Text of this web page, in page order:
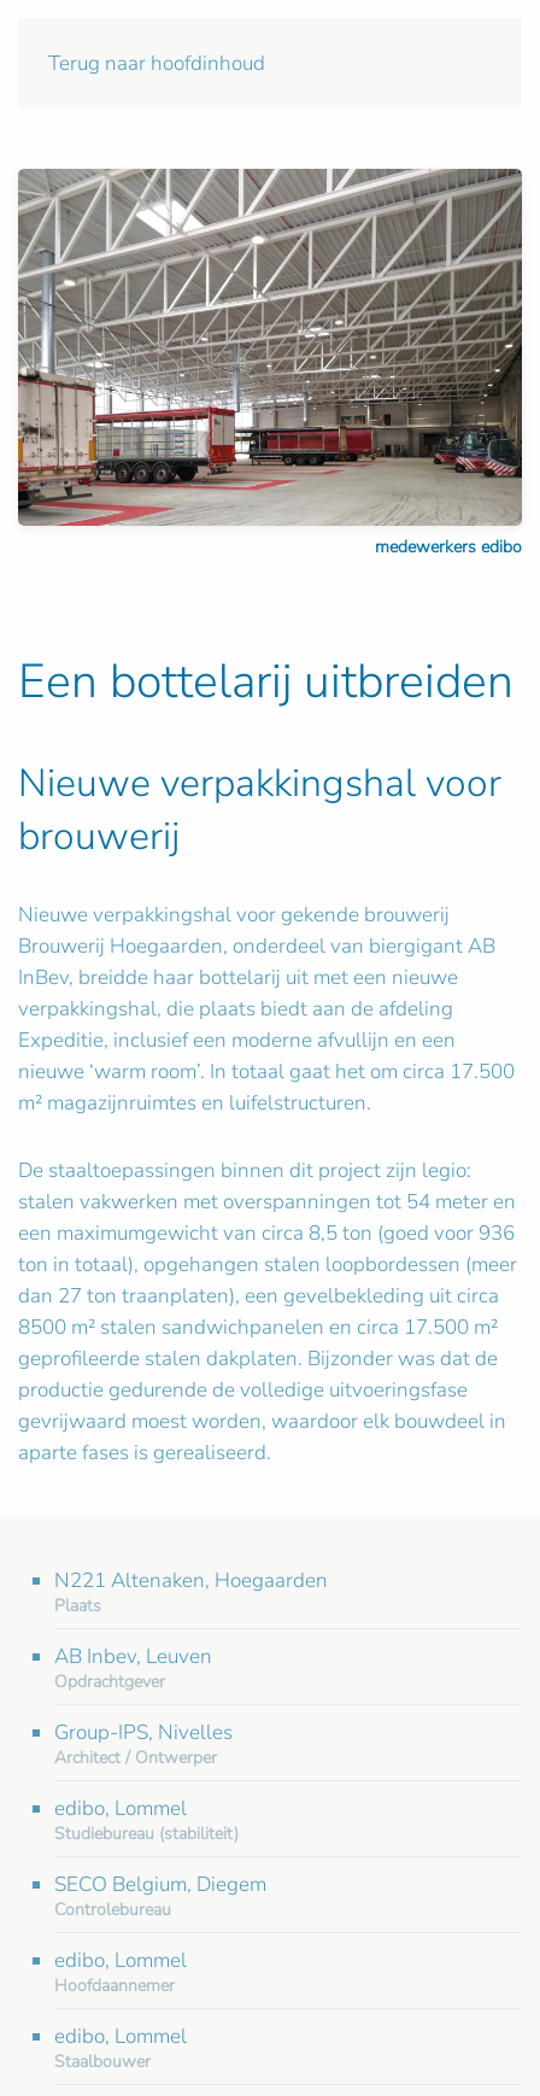
Terug naar hoofdinhoud
medewerkers edibo
Een bottelarij uitbreiden
Nieuwe verpakkingshal voor
brouwerij
Nieuwe verpakkingshal voor gekende brouwerij
Brouwerij Hoegaarden, onderdeel van biergigant AB
InBev, breidde haar bottelarij uit met een nieuwe
verpakkingshal, die plaats biedt aan de afdeling
Expeditie, inclusief een moderne afvullijn en een
nieuwe ‘warm room’. In totaal gaat het om circa 17.500
m² magazijnruimtes en luifelstructuren.
De staaltoepassingen binnen dit project zijn legio:
stalen vakwerken met overspanningen tot 54 meter en
een maximumgewicht van circa 8,5 ton (goed voor 936
ton in totaal), opgehangen stalen loopbordessen (meer
dan 27 ton traanplaten), een gevelbekleding uit circa
8500 m² stalen sandwichpanelen en circa 17.500 m²
geprofileerde stalen dakplaten. Bijzonder was dat de
productie gedurende de volledige uitvoeringsfase
gevrijwaard moest worden, waardoor elk bouwdeel in
aparte fases is gerealiseerd.
N221 Altenaken, Hoegaarden
Plaats
AB Inbev, Leuven
Opdrachtgever
Group-IPS, Nivelles
Architect / Ontwerper
edibo, Lommel
Studiebureau (stabiliteit)
SECO Belgium, Diegem
Controlebureau
edibo, Lommel
Hoofdaannemer
edibo, Lommel
Staalbouwer